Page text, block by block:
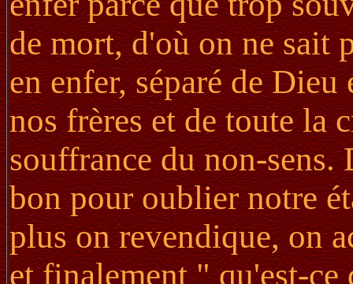
de mort, d'où on ne sait
en enfer, séparé de Dieu
nos frères et de toute la
souffrance du non-
bon pour oublier notre
plus on revendique, on
et finalement " qu'est-